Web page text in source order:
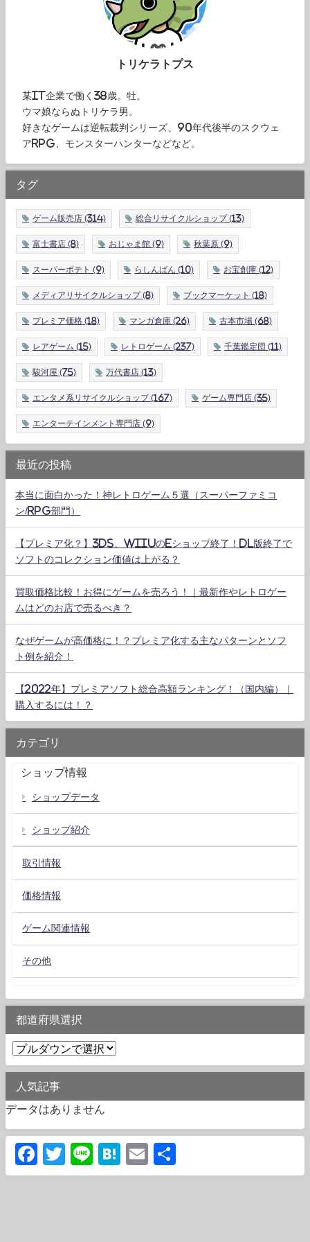
トリケラトプス
某IT企業で働く38歳。牡。
ウマ娘ならぬトリケラ男。
好きなゲームは逆転裁判シリーズ、90年代後半のスクウェ
アRPG、モンスターハンターなどなど。
タグ
ゲーム販売店 (314) 総合リサイクルショップ (13)
富士書店 (8) おじゃま館 (9) 秋葉原 (9)
スーパーポテト (9) らしんばん (10) お宝創庫 (12)
メディアリサイクルショップ (8) ブックマーケット (18)
プレミア価格 (18) マンガ倉庫 (26) 古本市場 (68)
レアゲーム (15) レトロゲーム (237) 千葉鑑定団 (11)
駿河屋 (75) 万代書店 (13)
エンタメ系リサイクルショップ (167) ゲーム専門店 (35)
エンターテインメント専門店 (9)
最近の投稿
本当に面白かった！神レトロゲーム５選（スーパーファミコ
ン/RPG部門）
【プレミア化？】3DS、WiiUのeショップ終了！DL版終了で
ソフトのコレクション価値は上がる？
買取価格比較！お得にゲームを売ろう！｜最新作やレトロゲー
ムはどのお店で売るべき？
なぜゲームが高価格に！？プレミア化する主なパターンとソフ
ト例を紹介！
【2022年】プレミアソフト総合高額ランキング！（国内編）｜
購入するには！？
カテゴリ
ショップ情報
ショップデータ
ショップ紹介
取引情報
価格情報
ゲーム関連情報
その他
都道府県選択
人気記事
データはありません
Facebook
Twitter
LineHatena
Email
有